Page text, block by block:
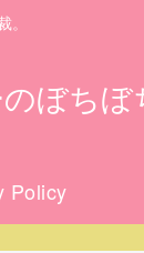
ぼちぼ
Policy